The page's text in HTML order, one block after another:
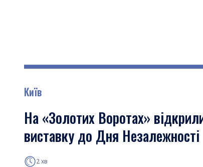
Київ
На «Золотих Воротах»
виставку до Дня Незалежності
2 хв